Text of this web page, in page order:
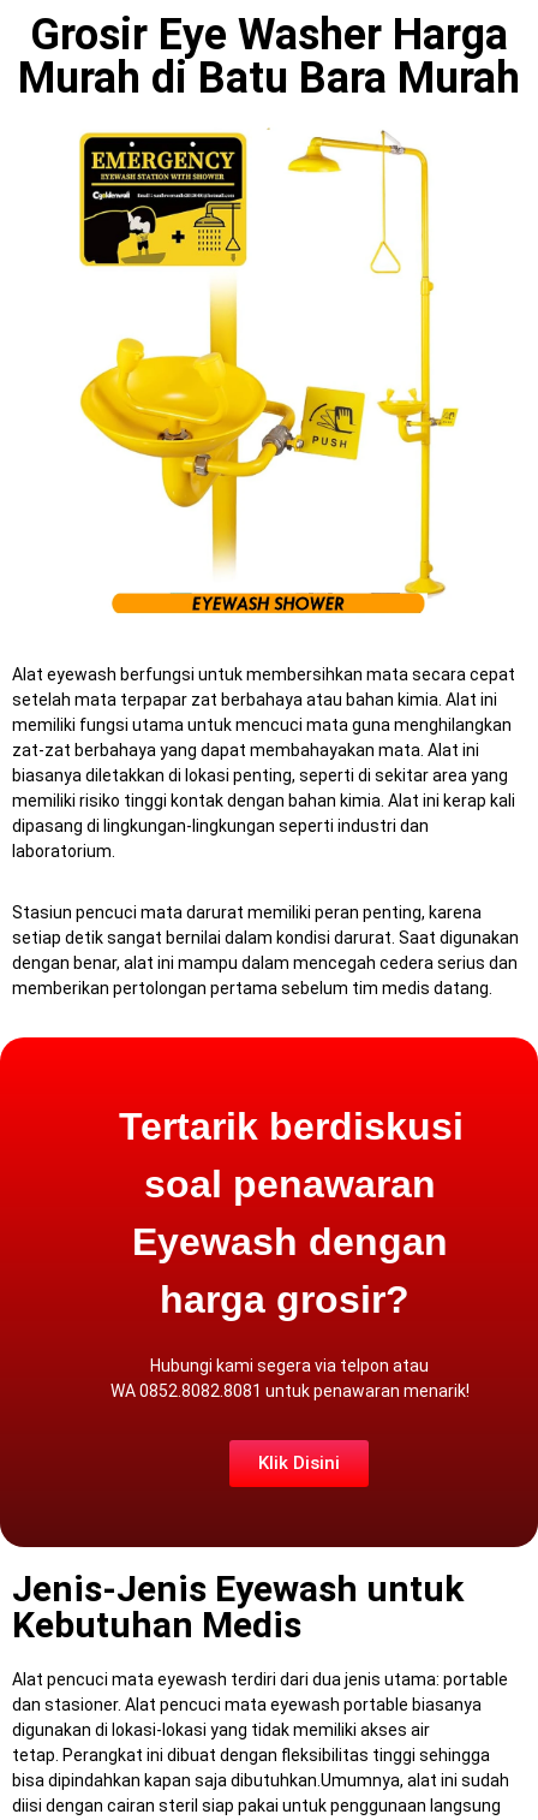
Grosir Eye Washer Harga
Murah di Batu Bara Murah
Alat eyewash berfungsi untuk membersihkan mata secara cepat
setelah mata terpapar zat berbahaya atau bahan kimia. Alat ini
memiliki fungsi utama untuk mencuci mata guna menghilangkan
zat-zat berbahaya yang dapat membahayakan mata. Alat ini
biasanya diletakkan di lokasi penting, seperti di sekitar area yang
memiliki risiko tinggi kontak dengan bahan kimia. Alat ini kerap kali
dipasang di lingkungan-lingkungan seperti industri dan
laboratorium.
Stasiun pencuci mata darurat memiliki peran penting, karena
setiap detik sangat bernilai dalam kondisi darurat. Saat digunakan
dengan benar, alat ini mampu dalam mencegah cedera serius dan
memberikan pertolongan pertama sebelum tim medis datang.
Tertarik berdiskusi
soal penawaran
Eyewash dengan
harga grosir?
Hubungi kami segera via telpon atau
WA0852.8082.8081 untuk penawaran menarik!
Klik Disini
Jenis-Jenis Eyewash untuk
Kebutuhan Medis
Alat pencuci mata eyewash terdiri dari dua jenis utama: portable
dan stasioner. Alat pencuci mata eyewash portable biasanya
digunakan di lokasi-lokasi yang tidak memiliki akses air
tetap. Perangkat ini dibuat dengan fleksibilitas tinggi sehingga
bisa dipindahkan kapan saja dibutuhkan. Umumnya, alat ini sudah
diisi dengan cairan steril siap pakai untuk penggunaan langsung